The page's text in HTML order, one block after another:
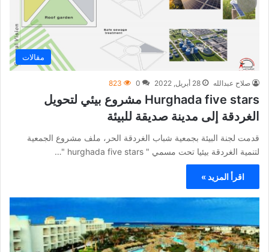
مقالات
صلاح عبدالله 28 أبريل, 2022 0
823
Hurghada five stars مشروع بيئي لتحويل
الغردقة إلى مدينة صديقة للبيئة
قدمت لجنة البيئة بجمعية شباب الغردقة الحر، ملف مشروع الجمعية
لتنمية الغردقة بيئيا تحت مسمي " hurghada five stars "…
اقرأ المزيد »